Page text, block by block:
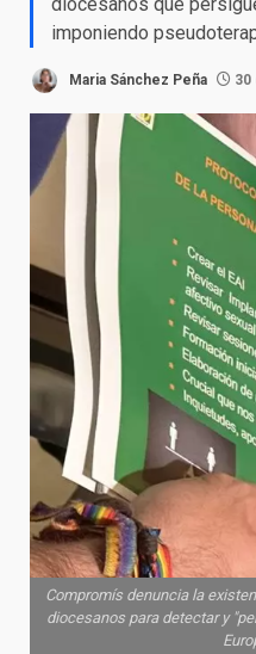
imponiendo
Maria Sánchez Peña 30
Compromís denuncia la
diocesanos para detectar y